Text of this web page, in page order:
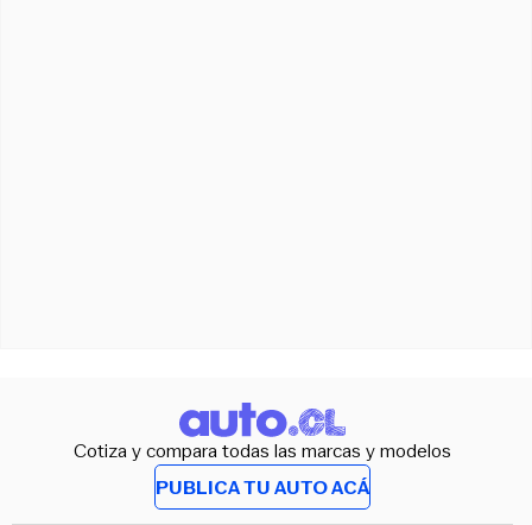
Cotiza y compara todas las marcas y modelos
PUBLICA TU AUTO ACÁ